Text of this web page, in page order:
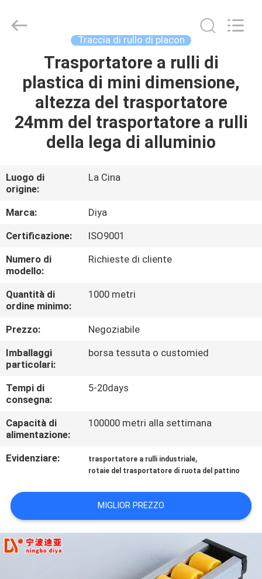
PRODOTTI
CIRCA
GIRO
DELLA
FABBRICA
CONTROLLO
DI
QUALITÀ
CONTATTICI
NOTIZIE
CASI
RICHIEDA
CITAZIONE
MAPPA
DEL
Equipment
Traccia di rullo di placon
Trasportatore a rulli di
plastica di mini dimensione,
altezza del trasportatore
24mm del trasportatore a rulli
della lega di alluminio
Luogo di
origine:
La Cina
Marca:
Diya
Certificazione:
ISO9001
Numero di
modello:
Richieste di cliente
Quantità di
ordine minimo:
1000 metri
Prezzo:
Negoziabile
Imballaggi
particolari:
borsa tessuta o customied
Tempi di
consegna:
5-20days
Capacità di
alimentazione:
100000 metri alla settimana
Evidenziare: trasportatore a rulli industriale,
rotaie del trasportatore di ruota del pattino
MIGLIOR PREZZO